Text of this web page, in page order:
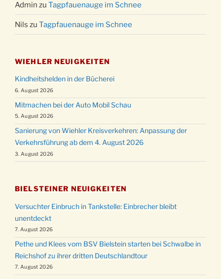
Admin zu Tagpfauenauge im Schnee
Nils zu Tagpfauenauge im Schnee
WIEHLER NEUIGKEITEN
Kindheitshelden in der Bücherei
6. August 2026
Mitmachen bei der Auto Mobil Schau
5. August 2026
Sanierung von Wiehler Kreisverkehren: Anpassung der
Verkehrsführung ab dem 4. August 2026
3. August 2026
BIELSTEINER NEUIGKEITEN
Versuchter Einbruch in Tankstelle: Einbrecher bleibt
unentdeckt
7. August 2026
Pethe und Klees vom BSV Bielstein starten bei Schwalbe in
Reichshof zu ihrer dritten Deutschlandtour
7. August 2026